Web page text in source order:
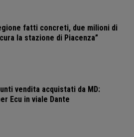
fatti concreti, due milioni di
la stazione di Piacenza”
vendita acquistati da MD:
Ecu in viale Dante